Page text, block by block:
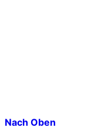
Nach Oben